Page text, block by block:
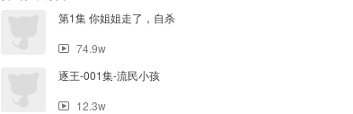
第1集 你姐姐走了，自杀
74.9w
逐王-001集-流民小孩
12.3w